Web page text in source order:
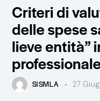
Criteri di
delle spese
lieve entità”
SISMLA 27